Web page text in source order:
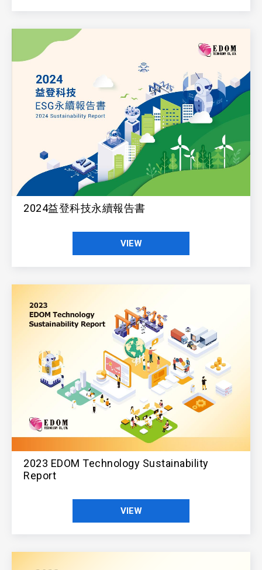
2024益登科技永續報告書
VIEW
2023 EDOM Technology Sustainability
Report
VIEW